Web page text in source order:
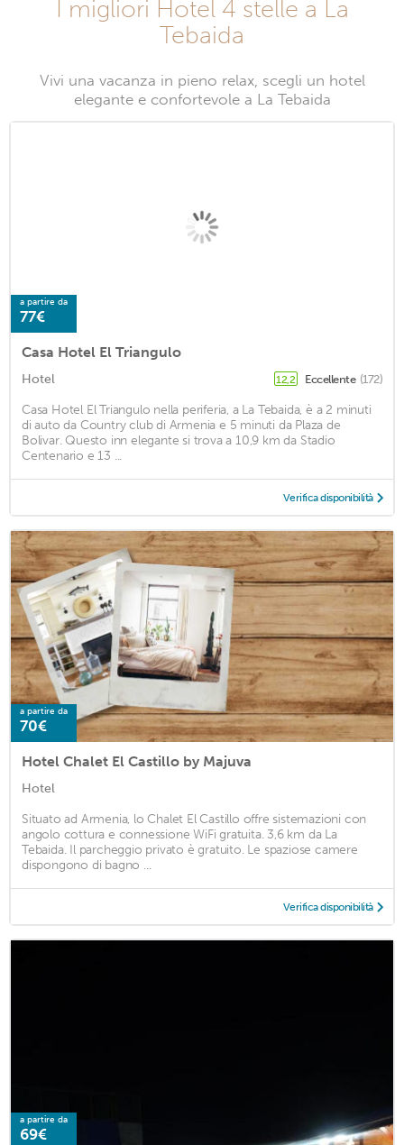
I migliori Hotel 4 stelle a La
Tebaida
Vivi una vacanza in pieno relax, scegli un hotel
elegante e confortevole a La Tebaida
a partire da
77€
Casa Hotel El Triangulo
Hotel 12,2 Eccellente (172)
Casa Hotel El Triangulo nella periferia, a La Tebaida, è a 2 minuti
di auto da Country club di Armenia e 5 minuti da Plaza de
Bolivar. Questo inn elegante si trova a 10,9 km da Stadio
Centenario e 13 ...
Verifica disponibilità
a partire da
70€
Hotel Chalet El Castillo by Majuva
Hotel
Situato ad Armenia, lo Chalet El Castillo offre sistemazioni con
angolo cottura e connessione WiFi gratuita. 3,6 km da La
Tebaida. Il parcheggio privato è gratuito. Le spaziose camere
dispongono di bagno ...
Verifica disponibilità
a partire da
69€